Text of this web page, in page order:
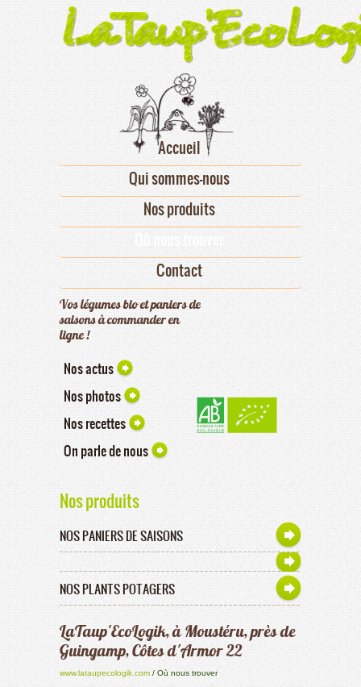
Accueil
Qui sommes-nous
Nos produits
Où nous trouver
Contact
Vos légumes bio et paniers de
saisons à commander en
ligne !
Nos actus
Nos photos
Nos recettes
On parle de nous
Nos produits
NOS PANIERS DE SAISONS
NOS PLANTS POTAGERS
LaTaup'EcoLogik, à Moustéru, près de
Guingamp, Côtes d'Armor 22
www.lataupecologik.com / Où nous trouver